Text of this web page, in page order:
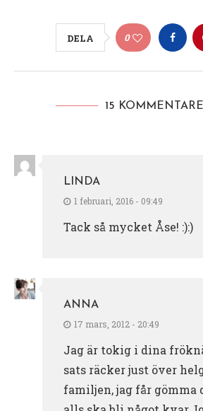
DELA 0
15
LINDA
1 februari, 2016 - 09:49
Tack så mycket Åse! :):)
ANNA
17 mars, 2012 - 20:49
Jag är tokig i dina
sats räcker just över
familjen, jag får gömma